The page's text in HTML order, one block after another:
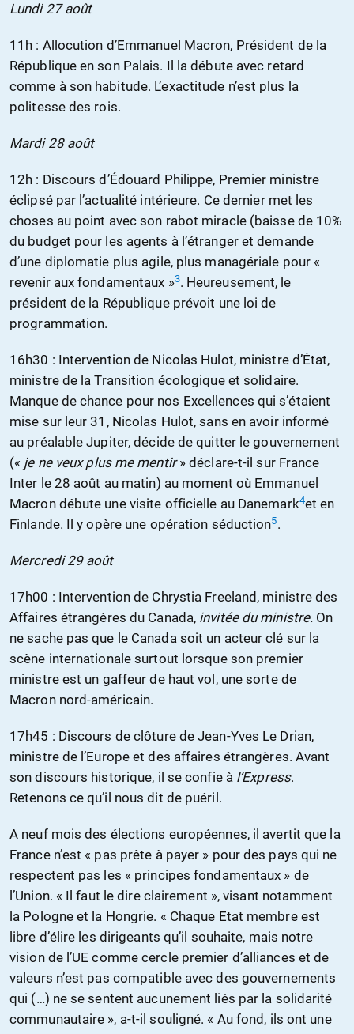
Lundi 27 août
11h : Allocution d’Emmanuel Macron, Président de la
République en son Palais. Il la débute avec retard
comme à son habitude. L’exactitude n’est plus la
politesse des rois.
Mardi 28 août
12h : Discours d’Édouard Philippe, Premier ministre
éclipsé par l’actualité intérieure. Ce dernier met les
choses au point avec son rabot miracle (baisse de 10%
du budget pour les agents à l’étranger et demande
d’une diplomatie plus agile, plus managériale pour «
revenir aux fondamentaux »3. Heureusement, le
président de la République prévoit une loi de
programmation.
16h30 : Intervention de Nicolas Hulot, ministre d’État,
ministre de la Transition écologique et solidaire.
Manque de chance pour nos Excellences qui s’étaient
mise sur leur 31, Nicolas Hulot, sans en avoir informé
au préalable Jupiter, décide de quitter le gouvernement
(« je ne veux plus me mentir» déclare-t-il sur France
Inter le 28 août au matin) au moment où Emmanuel
Macron débute une visite officielle au Danemark4et en
Finlande. Il y opère une opération séduction5.
Mercredi 29 août
17h00 : Intervention de Chrystia Freeland, ministre des
Affaires étrangères du Canada, invitée du ministre. On
ne sache pas que le Canada soit un acteur clé sur la
scène internationale surtout lorsque son premier
ministre est un gaffeur de haut vol, une sorte de
Macron nord-américain.
17h45 : Discours de clôture de Jean-Yves Le Drian,
ministre de l’Europe et des affaires étrangères. Avant
son discours historique, il se confie à l’Express.
Retenons ce qu’il nous dit de puéril.
A neuf mois des élections européennes, il avertit que la
France n’est « pas prête à payer » pour des pays qui ne
respectent pas les « principes fondamentaux » de
l’Union. « Il faut le dire clairement », visant notamment
la Pologne et la Hongrie. « Chaque Etat membre est
libre d’élire les dirigeants qu’il souhaite, mais notre
vision de l’UE comme cercle premier d’alliances et de
valeurs n’est pas compatible avec des gouvernements
qui (…) ne se sentent aucunement liés par la solidarité
communautaire », a-t-il souligné. « Au fond, ils ont une